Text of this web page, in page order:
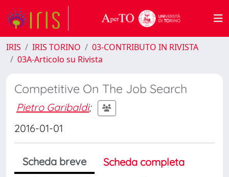
IRIS IRIS TORINO
03-CONTRIBUTO IN RIVISTA
03A-Articolo su Rivista
Competitive On The Job Search
Pietro Garibaldi;
2016-01-01
Scheda breve
Scheda completa